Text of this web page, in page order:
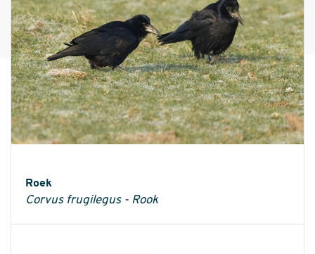
Roek
Corvus frugilegus - Rook